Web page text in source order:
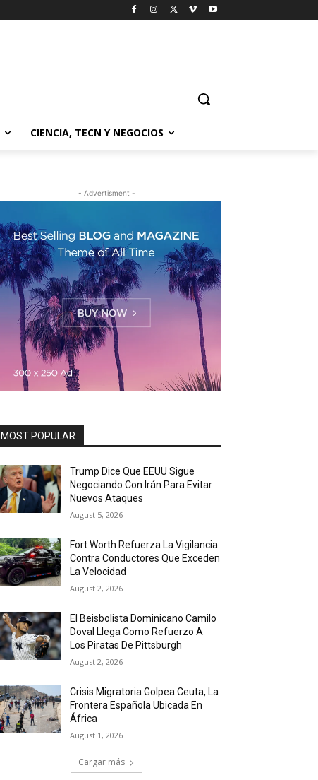
CIENCIA, TECN Y NEGOCIOS
- Advertisment -
MOST POPULAR
Trump Dice Que EEUU Sigue
Negociando Con Irán Para Evitar
Nuevos Ataques
August 5, 2026
Fort Worth Refuerza La Vigilancia
Contra Conductores Que Exceden
La Velocidad
August 2, 2026
El Beisbolista Dominicano Camilo
Doval Llega Como Refuerzo A
Los Piratas De Pittsburgh
August 2, 2026
Crisis Migratoria Golpea Ceuta, La
Frontera Española Ubicada En
África
August 1, 2026
Cargar más